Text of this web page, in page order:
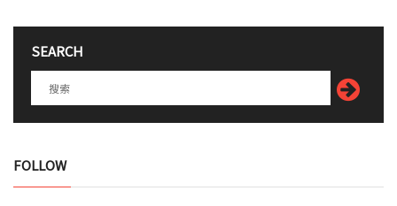
SEARCH
FOLLOW